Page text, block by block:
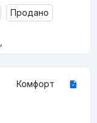
Продано
Комфорт